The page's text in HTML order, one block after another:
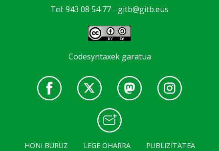
Tel: 943 08 54 77 - gitb@gitb.eus
Codesyntaxek garatua
HONI BURUZ LEGE OHARRA
PUBLIZITATEA